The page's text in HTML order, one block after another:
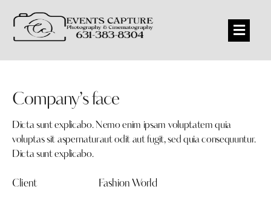
Company’s face
Dicta sunt explicabo. Nemo enim ipsam voluptatem quia
voluptas sit aspernaturaut odit aut fugit, sed quia consequuntur.
Dicta sunt explicabo.
Client Fashion World